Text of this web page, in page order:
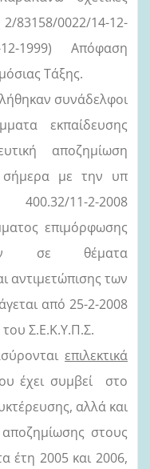
83158/0022/14-12-
1999) Απόφαση
Τάξης.
συνάδελφοι
εκπαίδευσης
αποζημίωση
σήμερα με την υπ
11-2-2008
επιμόρφωσης
σε θέματα
αντιμετώπισης των
από 25-2-2008
Σ.Ε.Κ.Υ.Π.Σ.
επιλεκτικά
έχει συμβεί στο
αλλά και
στους
έτη 2005 και 2006,